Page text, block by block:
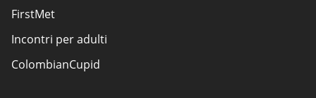
FirstMet
Incontri per adulti
ColombianCupid